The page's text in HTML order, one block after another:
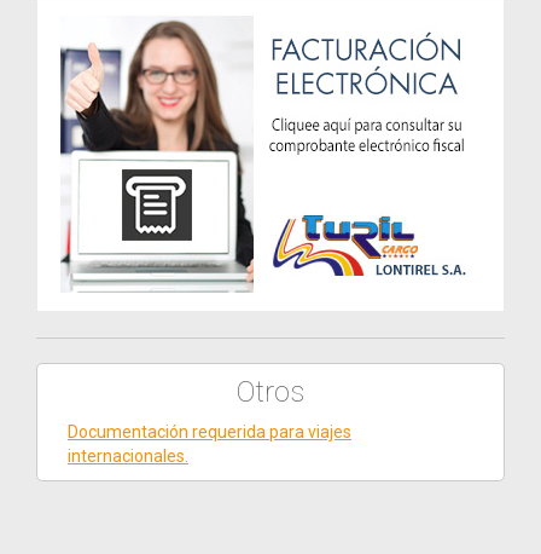
Otros
Documentación requerida para viajes
internacionales.